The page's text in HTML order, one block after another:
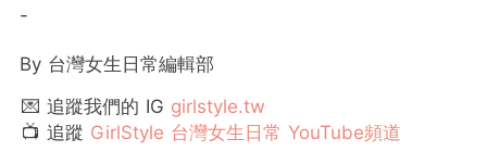
-
By 台灣女生日常編輯部
💌 追蹤我們的 IG girlstyle.tw
📺 追蹤 GirlStyle 台灣女生日常 YouTube頻道